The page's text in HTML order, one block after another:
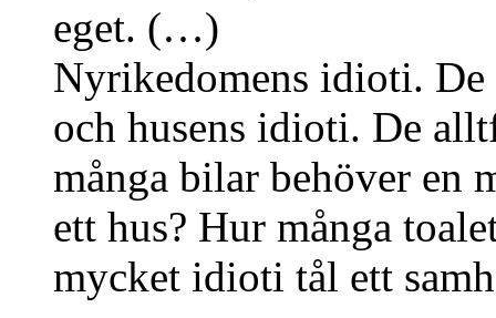
eget. (…)
Nyrikedomens idioti. De
och husens idioti. De
många bilar behöver en
ett hus? Hur många
mycket idioti tål ett